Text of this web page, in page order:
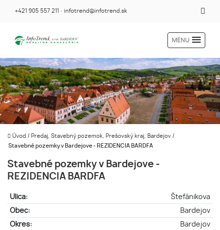
+421 905 557 211 · infotrend@infotrend.sk
MENU
Úvod / Predaj, Stavebný pozemok, Prešovský kraj, Bardejov /
Stavebné pozemky v Bardejove - REZIDENCIA BARDFA
Stavebné pozemky v Bardejove -
REZIDENCIA BARDFA
Ulica:
Štefánikova
Obec:
Bardejov
Okres:
Bardejov